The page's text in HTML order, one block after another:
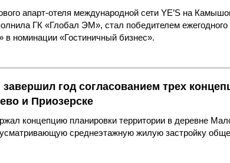
апарт-отеля международной сети YE’S на
ГК «Глобал ЭМ», стал победителем ежегодного
в номинации «Гостиничный бизнес».
год согласованием трех
и Приозерске
концепцию планировки территории в деревне
среднеэтажную жилую застройку